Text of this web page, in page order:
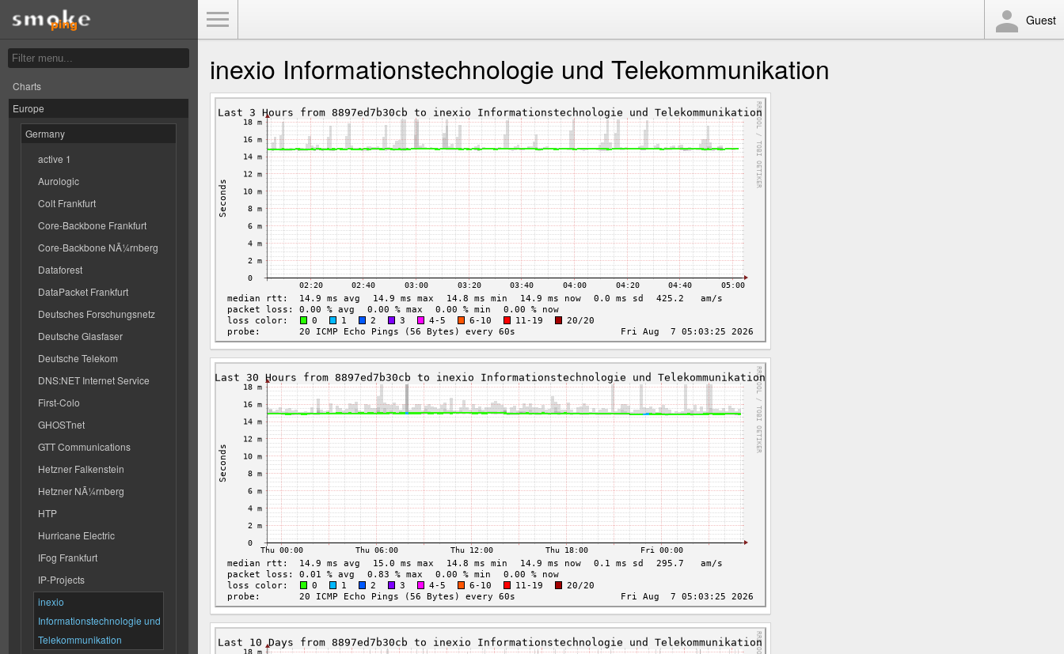
Charts
Europe
Germany
active 1
Aurologic
Colt Frankfurt
Core-Backbone Frankfurt
Core-Backbone NÃ¼rnberg
Dataforest
DataPacket Frankfurt
Deutsches Forschungsnetz
Deutsche Glasfaser
Deutsche Telekom
DNS:NET Internet Service
First-Colo
GHOSTnet
GTT Communications
Hetzner Falkenstein
Hetzner NÃ¼rnberg
HTP
Hurricane Electric
IFog Frankfurt
IP-Projects
inexio
Informationstechnologie und
Telekommunikation
Guest
inexio Informationstechnologie und Telekommunikation